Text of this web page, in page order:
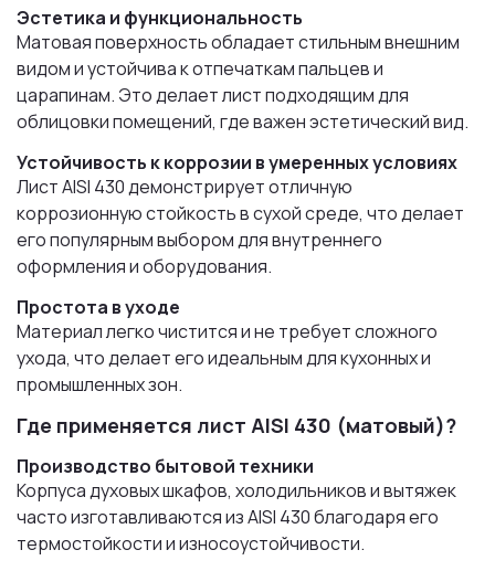
Эстетика и функциональность
Матовая поверхность обладает стильным внешним
видом и устойчива к отпечаткам пальцев и
царапинам. Это делает лист подходящим для
облицовки помещений, где важен эстетический вид.
Устойчивость к коррозии в умеренных условиях
Лист AISI 430 демонстрирует отличную
коррозионную стойкость в сухой среде, что делает
его популярным выбором для внутреннего
оформления и оборудования.
Простота в уходе
Материал легко чистится и не требует сложного
ухода, что делает его идеальным для кухонных и
промышленных зон.
Где применяется лист AISI 430 (матовый)?
Производство бытовой техники
Корпуса духовых шкафов, холодильников и вытяжек
часто изготавливаются из AISI 430 благодаря его
термостойкости и износоустойчивости.